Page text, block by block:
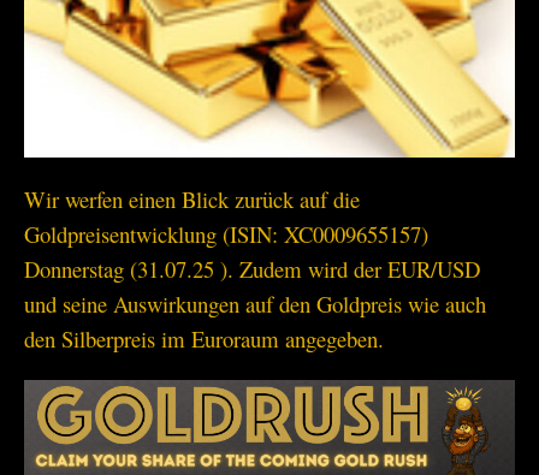
Wir werfen einen Blick zurück auf die
Goldpreisentwicklung (ISIN: XC0009655157)
Donnerstag (31.07.25 ). Zudem wird der EUR/USD
und seine Auswirkungen auf den Goldpreis wie auch
den Silberpreis im Euroraum angegeben.